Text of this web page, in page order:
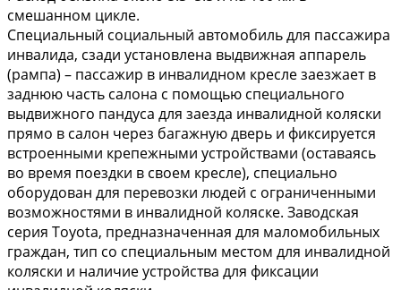
смешанном цикле.
Специальный социальный автомобиль для пассажира
инвалида, сзади установлена выдвижная аппарель
(рампа) – пассажир в инвалидном кресле заезжает в
заднюю часть салона с помощью специального
выдвижного пандуса для заезда инвалидной коляски
прямо в салон через багажную дверь и фиксируется
встроенными крепежными устройствами (оставаясь
во время поездки в своем кресле), специально
оборудован для перевозки людей с ограниченными
возможностями в инвалидной коляске. Заводская
серия Toyota, предназначенная для маломобильных
граждан, тип со специальным местом для инвалидной
коляски и наличие устройства для фиксации